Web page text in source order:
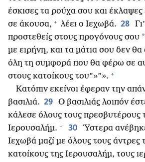
έσκισες τα ρούχα σου και
σε άκουσα, + λέει ο Ιεχωβά. 28
προστεθείς στους προγόνους σου *
με ειρήνη, και τα μάτια σου δεν
όλη τη συμφορά που θα φέρω σε
στους κατοίκους του”»”». +
Κατόπιν εκείνοι έφεραν την
βασιλιά. 29 Ο βασιλιάς λοιπόν
κάλεσε όλους τους πρεσβυτέρους
Ιερουσαλήμ. + 30 Ύστερα
Ιεχωβά μαζί με όλους τους άντρες
κατοίκους της Ιερουσαλήμ, τους